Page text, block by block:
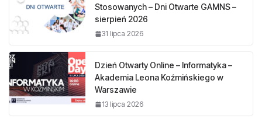
Stosowanych – Dni Otwarte GAMNS –
sierpień 2026
31 lipca 2026
Dzień Otwarty Online – Informatyka –
Akademia Leona Koźmińskiego w
Warszawie
13 lipca 2026